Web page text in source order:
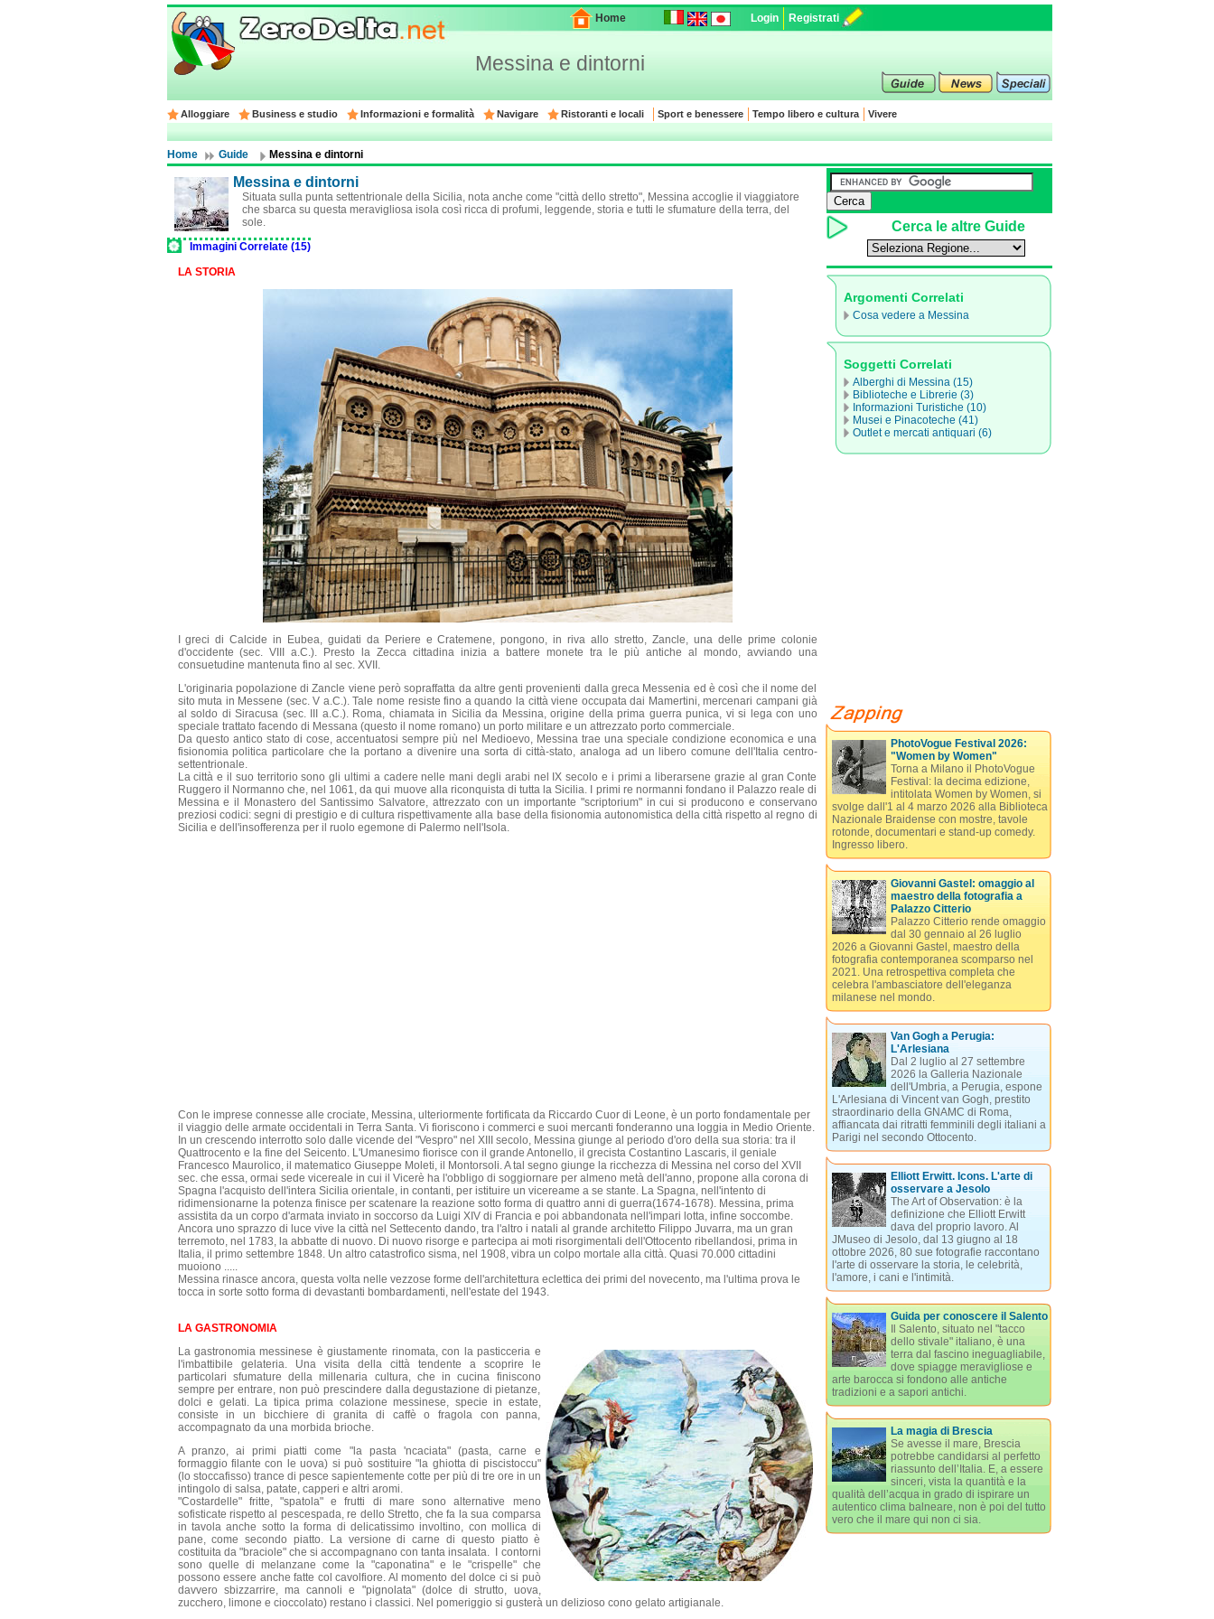
Home Login Registrati
Messina e dintorni
Alloggiare Business e studio Informazioni e formalità Navigare Ristoranti e locali Sport e benessere Tempo libero e cultura Vivere
Home Guide Messina e dintorni
Messina e dintorni
Situata sulla punta settentrionale della Sicilia, nota anche come "città dello stretto", Messina accoglie il viaggiatore
che sbarca su questa meravigliosa isola così ricca di profumi, leggende, storia e tutti le sfumature della terra, del
sole.
Immagini Correlate (15)
LA STORIA
I greci di Calcide in Eubea, guidati da Periere e Cratemene, pongono, in riva allo stretto, Zancle, una delle prime colonie
d'occidente (sec. VIII a.C.). Presto la Zecca cittadina inizia a battere monete tra le più antiche al mondo, avviando una
consuetudine mantenuta fino al sec. XVII.
L'originaria popolazione di Zancle viene però sopraffatta da altre genti provenienti dalla greca Messenia ed è così che il nome del
sito muta in Messene (sec. V a.C.). Tale nome resiste fino a quando la città viene occupata dai Mamertini, mercenari campani già
al soldo di Siracusa (sec. III a.C.). Roma, chiamata in Sicilia da Messina, origine della prima guerra punica, vi si lega con uno
speciale trattato facendo di Messana (questo il nome romano) un porto militare e un attrezzato porto commerciale.
Da questo antico stato di cose, accentuatosi sempre più nel Medioevo, Messina trae una speciale condizione economica e una
fisionomia politica particolare che la portano a divenire una sorta di città-stato, analoga ad un libero comune dell'Italia centro-
settentrionale.
La città e il suo territorio sono gli ultimi a cadere nelle mani degli arabi nel IX secolo e i primi a liberarsene grazie al gran Conte
Ruggero il Normanno che, nel 1061, da qui muove alla riconquista di tutta la Sicilia. I primi re normanni fondano il Palazzo reale di
Messina e il Monastero del Santissimo Salvatore, attrezzato con un importante "scriptorium" in cui si producono e conservano
preziosi codici: segni di prestigio e di cultura rispettivamente alla base della fisionomia autonomistica della città rispetto al regno di
Sicilia e dell'insofferenza per il ruolo egemone di Palermo nell'Isola.
Con le imprese connesse alle crociate, Messina, ulteriormente fortificata da Riccardo Cuor di Leone, è un porto fondamentale per
il viaggio delle armate occidentali in Terra Santa. Vi fioriscono i commerci e suoi mercanti fonderanno una loggia in Medio Oriente.
In un crescendo interrotto solo dalle vicende del "Vespro" nel XIII secolo, Messina giunge al periodo d'oro della sua storia: tra il
Quattrocento e la fine del Seicento. L'Umanesimo fiorisce con il grande Antonello, il grecista Costantino Lascaris, il geniale
Francesco Maurolico, il matematico Giuseppe Moleti, il Montorsoli. A tal segno giunge la ricchezza di Messina nel corso del XVII
sec. che essa, ormai sede vicereale in cui il Vicerè ha l'obbligo di soggiornare per almeno metà dell'anno, propone alla corona di
Spagna l'acquisto dell'intera Sicilia orientale, in contanti, per istituire un vicereame a se stante. La Spagna, nell'intento di
ridimensionarne la potenza finisce per scatenare la reazione sotto forma di quattro anni di guerra(1674-1678). Messina, prima
assistita da un corpo d'armata inviato in soccorso da Luigi XIV di Francia e poi abbandonata nell'impari lotta, infine soccombe.
Ancora uno sprazzo di luce vive la città nel Settecento dando, tra l'altro i natali al grande architetto Filippo Juvarra, ma un gran
terremoto, nel 1783, la abbatte di nuovo. Di nuovo risorge e partecipa ai moti risorgimentali dell'Ottocento ribellandosi, prima in
Italia, il primo settembre 1848. Un altro catastrofico sisma, nel 1908, vibra un colpo mortale alla città. Quasi 70.000 cittadini
muoiono .....
Messina rinasce ancora, questa volta nelle vezzose forme dell'architettura eclettica dei primi del novecento, ma l'ultima prova le
tocca in sorte sotto forma di devastanti bombardamenti, nell'estate del 1943.
LA GASTRONOMIA
La gastronomia messinese è giustamente rinomata, con la pasticceria e
l'imbattibile gelateria. Una visita della città tendente a scoprire le
particolari sfumature della millenaria cultura, che in cucina finiscono
sempre per entrare, non può prescindere dalla degustazione di pietanze,
dolci e gelati. La tipica prima colazione messinese, specie in estate,
consiste in un bicchiere di granita di caffè o fragola con panna,
accompagnato da una morbida brioche.
A pranzo, ai primi piatti come "la pasta 'ncaciata" (pasta, carne e
formaggio filante con le uova) si può sostituire "la ghiotta di piscistoccu"
(lo stoccafisso) trance di pesce sapientemente cotte per più di tre ore in un
intingolo di salsa, patate, capperi e altri aromi.
"Costardelle" fritte, "spatola" e frutti di mare sono alternative meno
sofisticate rispetto al pescespada, re dello Stretto, che fa la sua comparsa
in tavola anche sotto la forma di delicatissimo involtino, con mollica di
pane, come secondo piatto. La versione di carne di questo piatto è
costituita da "braciole" che si accompagnano con tanta insalata. I contorni
sono quelle di melanzane come la "caponatina" e le "crispelle" che
possono essere anche fatte col cavolfiore. Al momento del dolce ci si può
davvero sbizzarrire, ma cannoli e "pignolata" (dolce di strutto, uova,
zucchero, limone e cioccolato) restano i classici. Nel pomeriggio si gusterà un delizioso cono gelato artigianale.
Cerca le altre Guide
Argomenti Correlati
Cosa vedere a Messina
Soggetti Correlati
Alberghi di Messina (15)
Biblioteche e Librerie (3)
Informazioni Turistiche (10)
Musei e Pinacoteche (41)
Outlet e mercati antiquari (6)
PhotoVogue Festival 2026:
"Women by Women"
Torna a Milano il PhotoVogue
Festival: la decima edizione,
intitolata Women by Women, si
svolge dall'1 al 4 marzo 2026 alla Biblioteca
Nazionale Braidense con mostre, tavole
rotonde, documentari e stand-up comedy.
Ingresso libero.
Giovanni Gastel: omaggio al
maestro della fotografia a
Palazzo Citterio
Palazzo Citterio rende omaggio
dal 30 gennaio al 26 luglio
2026 a Giovanni Gastel, maestro della
fotografia contemporanea scomparso nel
2021. Una retrospettiva completa che
celebra l'ambasciatore dell'eleganza
milanese nel mondo.
Van Gogh a Perugia:
L'Arlesiana
Dal 2 luglio al 27 settembre
2026 la Galleria Nazionale
dell'Umbria, a Perugia, espone
L'Arlesiana di Vincent van Gogh, prestito
straordinario della GNAMC di Roma,
affiancata dai ritratti femminili degli italiani a
Parigi nel secondo Ottocento.
Elliott Erwitt. Icons. L'arte di
osservare a Jesolo
The Art of Observation: è la
definizione che Elliott Erwitt
dava del proprio lavoro. Al
JMuseo di Jesolo, dal 13 giugno al 18
ottobre 2026, 80 sue fotografie raccontano
l'arte di osservare la storia, le celebrità,
l'amore, i cani e l'intimità.
Guida per conoscere il Salento
Il Salento, situato nel "tacco
dello stivale" italiano, è una
terra dal fascino ineguagliabile,
dove spiagge meravigliose e
arte barocca si fondono alle antiche
tradizioni e a sapori antichi.
La magia di Brescia
Se avesse il mare, Brescia
potrebbe candidarsi al perfetto
riassunto dell’Italia. E, a essere
sinceri, vista la quantità e la
qualità dell’acqua in grado di ispirare un
autentico clima balneare, non è poi del tutto
vero che il mare qui non ci sia.